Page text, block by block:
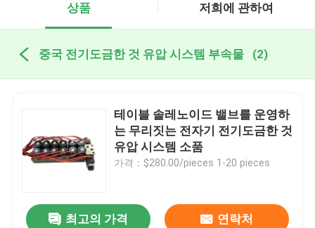
상품 저희에 관하여
중국 전기도금한 것 유압 시스템 부속물 (2)
테이블 솔레노이드 밸브를 운영하
는 무리짓는 전자기 전기도금한 것
유압 시스템 소품
가격：$280.00/pieces 1-20 pieces
최고의 가격 연락처